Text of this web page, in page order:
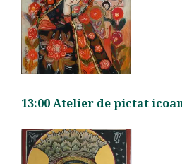
13:00 Atelier de pictat